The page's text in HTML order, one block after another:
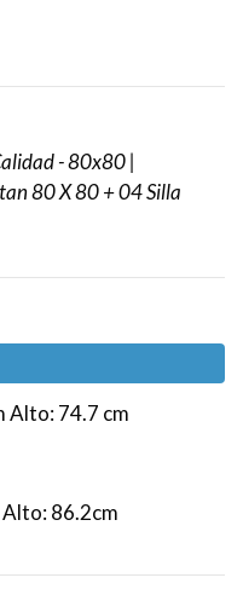
- 80x80 |
80 X 80 + 04 Silla
Largo: 80.0 cm Ancho: 80.0 cm Alto: 74.7 cm
Largo: 55.5cm Ancho: 51.5cm Alto: 86.2cm